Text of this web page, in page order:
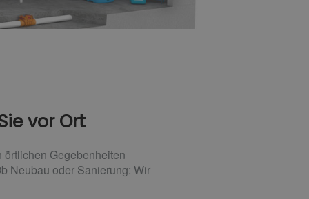
vor Ort
Gegebenheiten
Neubau oder Sanierung: Wir